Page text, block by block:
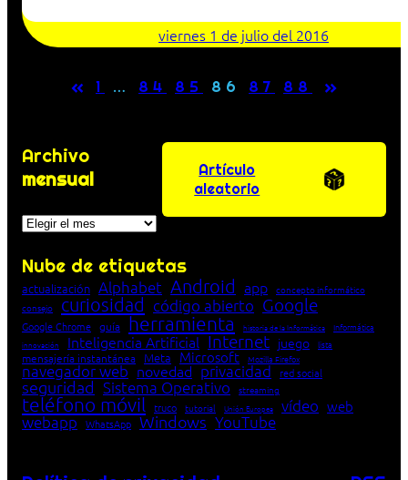
viernes 1 de julio del 2016
« 1 … 84 85 86 87 88 »
Archivo
mensual
Archivos
Artículo
aleatorio
Nube de etiquetas
actualización Alphabet Android app concepto informático
consejo
curiosidad código abierto Google
Google Chrome guía herramienta historia de la Informática Informática
innovación Inteligencia Artificial Internet juego lista
mensajería instantánea Meta Microsoft Mozilla Firefox
navegador web novedad privacidad red social
seguridad Sistema Operativo streaming
teléfono móvil truco tutorial Unión Europea vídeo web
webapp WhatsApp Windows YouTube